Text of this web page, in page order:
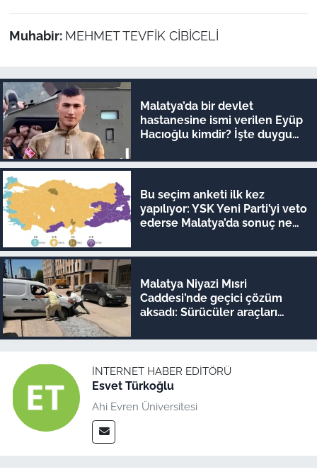
Muhabir: MEHMET TEVFİK CİBİCELİ
Malatya’da bir devlet
hastanesine ismi verilen Eyüp
Hacıoğlu kimdir? İşte duygu
Bu seçim anketi ilk kez
yapılıyor: YSK Yeni Parti’yi veto
ederse Malatya’da sonuç ne
Malatya Niyazi Mısri
Caddesi’nde geçici çözüm
aksadı: Sürücüler araçları
İNTERNET HABER EDITÖRÜ
Esvet Türkoğlu
Ahi Evren Üniversitesi